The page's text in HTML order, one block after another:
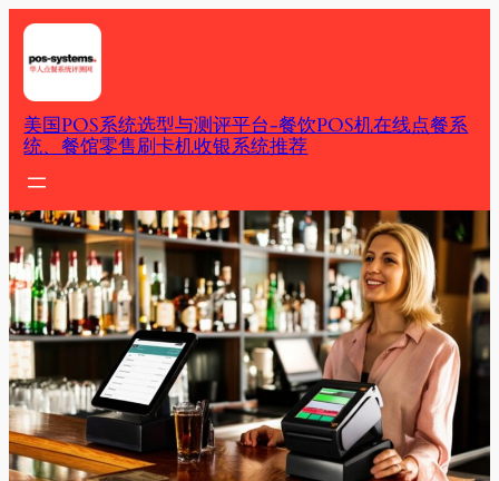
Skip
content
美国POS系统选型与测评平台-餐饮POS机在线点餐系
统、餐馆零售刷卡机收银系统推荐